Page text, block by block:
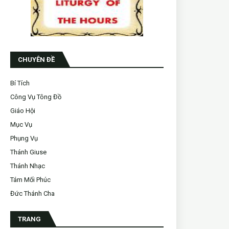
CHUYÊN ĐỀ
Bí Tích
Công Vụ Tông Đồ
Giáo Hội
Mục Vụ
Phụng Vụ
Thánh Giuse
Thánh Nhạc
Tám Mối Phúc
Đức Thánh Cha
TRANG